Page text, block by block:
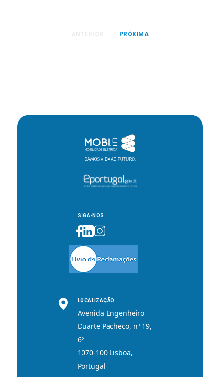
PRÓXIMA
SIGA-NOS
LOCALIZAÇÃO
Avenida Engenheiro
Duarte Pacheco, nº 19,
6º
1070-100 Lisboa,
Portugal